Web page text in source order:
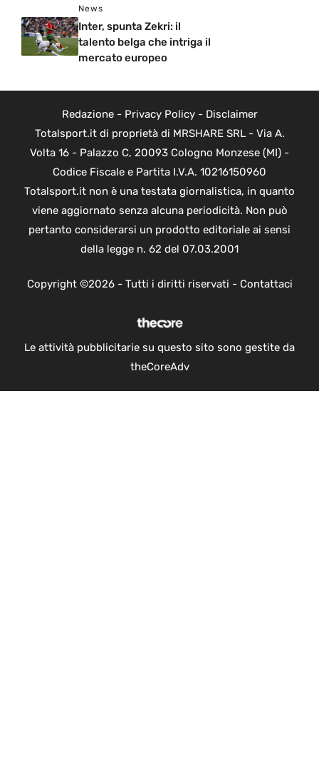
News
Inter, spunta Zekri: il
talento belga che intriga il
mercato europeo
Redazione- Privacy Policy- Disclaimer
Totalsport.it di proprietà di MRSHARE SRL - Via A.
Volta 16 - Palazzo C, 20093 Cologno Monzese (MI) -
Codice Fiscale e Partita I.V.A. 10216150960
Totalsport.it non è una testata giornalistica, in quanto
viene aggiornato senza alcuna periodicità. Non può
pertanto considerarsi un prodotto editoriale ai sensi
della legge n. 62 del 07.03.2001
Copyright ©2026 - Tutti i diritti riservati - Contattaci
Le attività pubblicitarie su questo sito sono gestite da
theCoreAdv